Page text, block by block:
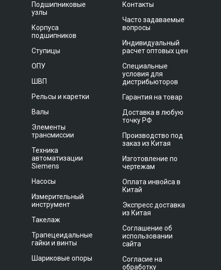
Подшипниковые
узлы
Корпуса
подшипников
Ступицы
ОПУ
ШВП
Рельсы и каретки
Валы
Элементы
трансмиссии
Техника
автоматизации
Siemens
Насосы
Измерительный
инструмент
Такелаж
Трапецеидальные
гайки и винты
Шариковые опоры
Контакты
Часто задаваемые
вопросы
Индивидуальный
расчет оптовых цен
Специальные
условия для
дистрибьюторов
Гарантия на товар
Доставка в любую
точку РФ
Производство под
заказ из Китая
Изготовление по
чертежам
Оплата инвойса в
Китай
Экспресс доставка
из Китая
Соглашение об
использовании
сайта
Согласие на
обработку